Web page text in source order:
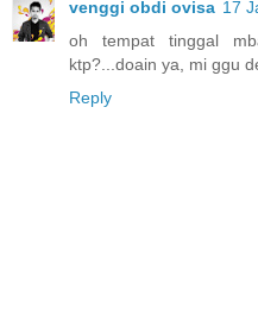
venggi obdi ovisa 17
oh tempat tinggal
ktp?...doain ya, mi ggu
Reply